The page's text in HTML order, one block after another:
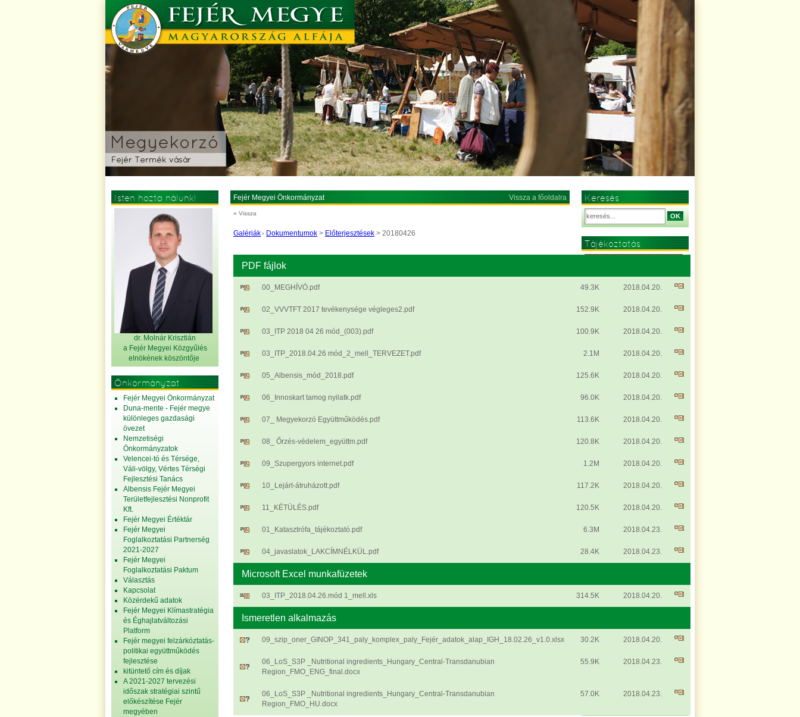
Isten hozta nálunk!
dr. Molnár Krisztián
a Fejér Megyei Közgyűlés
elnökének köszöntője
Önkormányzat
Fejér Megyei Önkormányzat
Duna-mente - Fejér megye
különleges gazdasági
övezet
Nemzetiségi
Önkormányzatok
Velencei-tó és Térsége,
Váli-völgy, Vértes Térségi
Fejlesztési Tanács
Albensis Fejér Megyei
Területfejlesztési Nonprofit
Kft.
Fejér Megyei Értéktár
Fejér Megyei
Foglalkoztatási Partnerség
2021-2027
Fejér Megyei
Foglalkoztatási Paktum
Választás
Kapcsolat
Közérdekű adatok
Fejér Megyei Klímastratégia
és Éghajlatváltozási
Platform
Fejér megyei felzárkóztatás-
politikai együttműködés
fejlesztése
kitüntető cím és díjak
A 2021-2027 tervezési
időszak stratégiai szintű
előkészítése Fejér
megyében
Fejér Megyei Önkormányzat Vissza a főoldalra
« Vissza
Galériák Dokumentumok > Előterjesztések > 20180426
PDF fájlok
00_MEGHÍVÓ.pdf 49.3K 2018.04.20.
02_VVVTFT 2017 tevékenysége végleges2.pdf 152.9K 2018.04.20.
03_ITP 2018 04 26 mód_(003).pdf 100.9K 2018.04.20.
03_ITP_2018.04.26 mód_2_mell_TERVEZET.pdf 2.1M 2018.04.20.
05_Albensis_mód_2018.pdf 125.6K 2018.04.20.
06_Innoskart tamog nyilatk.pdf 96.0K 2018.04.20.
07_ Megyekorzó Együttműködés.pdf 113.6K 2018.04.20.
08_ Őrzés-védelem_együttm.pdf 120.8K 2018.04.20.
09_Szupergyors internet.pdf 1.2M 2018.04.20.
10_Lejárt-átruházott.pdf 117.2K 2018.04.20.
11_KÉTÜLÉS.pdf 120.5K 2018.04.20.
01_Katasztrófa_tájékoztató.pdf 6.3M 2018.04.23.
04_javaslatok_LAKCÍMNÉLKÜL.pdf 28.4K 2018.04.23.
Microsoft Excel munkafüzetek
03_ITP_2018.04.26.mód 1_mell.xls 314.5K 2018.04.20.
Ismeretlen alkalmazás
09_szip_oner_GINOP_341_paly_komplex_paly_Fejér_adatok_alap_IGH_18.02.26_v1.0.xlsx 30.2K 2018.04.20.
06_LoS_S3P _Nutritional ingredients_Hungary_Central-Transdanubian
Region_FMO_ENG_final.docx
55.9K 2018.04.23.
06_LoS_S3P _Nutritional ingredients_Hungary_Central-Transdanubian
Region_FMO_HU.docx
57.0K 2018.04.23.
Keresés
OK
Tájékoztatás
Testvérkapcsolat
NP09
testvérkapcsolata
tükrében
Kincsestáj kerékpárút